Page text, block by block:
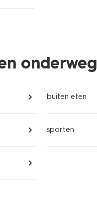
onderweg
buiten eten
sporten